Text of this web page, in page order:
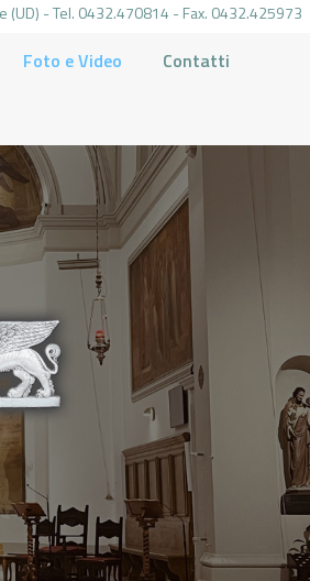
(UD) - Tel. 0432.470814 - Fax. 0432.425973
Foto e Video Contatti